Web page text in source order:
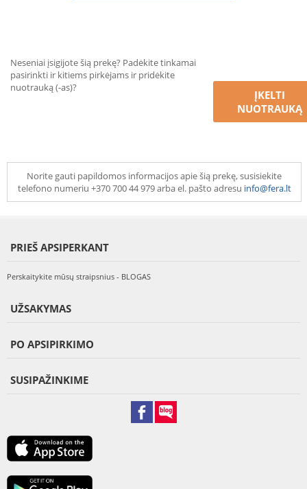
Neseniai įsigijote šią prekę? Padėkite tinkamai
pasirinkti ir kitiems pirkėjams ir pridėkite
nuotrauką (-as)?
ĮKELTI
NUOTRAUKĄ
Norite gauti papildomos informacijos apie šią prekę, susisiekite
telefono numeriu +370 700 44 979 arba el. pašto adresu info@fera.lt
PRIEŠ APSIPERKANT
Perskaitykite mūsų straipsnius - BLOGAS
UŽSAKYMAS
PO APSIPIRKIMO
SUSIPAŽINKIME